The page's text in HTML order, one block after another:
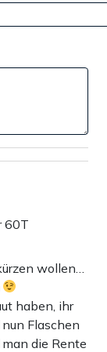
60T
wollen…
haben, ihr
Flaschen
die Rente